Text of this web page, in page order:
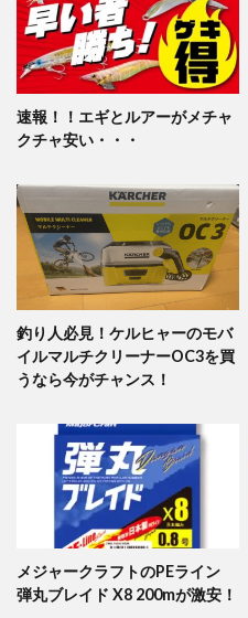
速報！！エギとルアーがメチャ
クチャ安い・・・
釣り人必見！ケルヒャーのモバ
イルマルチクリーナーOC3を買
うなら今がチャンス！
メジャークラフトのPEライン
弾丸ブレイド X8 200mが激安！